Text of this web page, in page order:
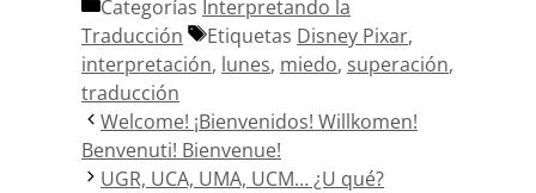
Categorías Interpretando la
Traducción
Etiquetas Disney Pixar,
interpretación, lunes, miedo, superación,
traducción
Welcome! ¡Bienvenidos! Willkomen!
Benvenuti! Bienvenue!
UGR, UCA, UMA, UCM… ¿U qué?